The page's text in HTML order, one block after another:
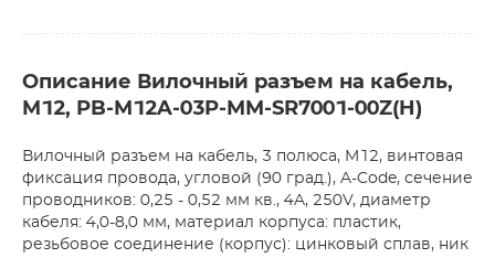
Описание Вилочный разъем на кабель,
M12, PB-M12A-03P-MM-SR7001-00Z(H)
Вилочный разъем на кабель, 3 полюса, M12, винтовая
фиксация провода, угловой (90 град.), A-Code, сечение
проводников: 0,25 - 0,52 мм кв., 4A, 250V, диаметр
кабеля: 4,0-8,0 мм, материал корпуса: пластик,
резьбовое соединение (корпус): цинковый сплав, ник